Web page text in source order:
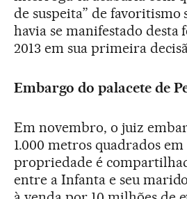
de suspeita” de favoritismo
havia se manifestado
2013 em sua primeira
Embargo do palacete de
Em novembro, o juiz
1.000 metros quadrados
propriedade é
entre a Infanta e seu